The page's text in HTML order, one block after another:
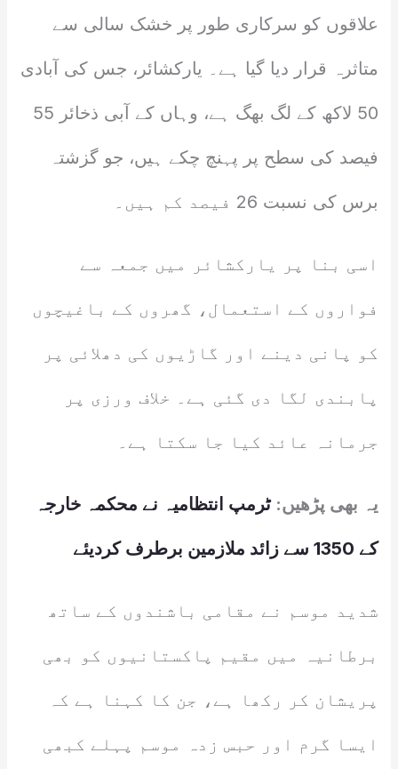
علاقوں کو سرکاری طور پر خشک سالی سے
متاثرہ قرار دیا گیا ہے۔ یارکشائر، جس کی آبادی
50 لاکھ کے لگ بھگ ہے، وہاں کے آبی ذخائر 55
فیصد کی سطح پر پہنچ چکے ہیں، جو گزشتہ
برس کی نسبت 26 فیصد کم ہیں۔
اسی بنا پر یارکشائر میں جمعہ سے
فواروں کے استعمال، گھروں کے باغیچوں
کو پانی دینے اور گاڑیوں کی دھلائی پر
پابندی لگا دی گئی ہے۔ خلاف ورزی پر
جرمانہ عائد کیا جا سکتا ہے۔
یہ بھی پڑھیں:ٹرمپ انتظامیہ نے محکمہ خارجہ
کے 1350 سے زائد ملازمین برطرف کردیئے
شدید موسم نے مقامی باشندوں کے ساتھ
برطانیہ میں مقیم پاکستانیوں کو بھی
پریشان کر رکھا ہے، جن کا کہنا ہے کہ
ایسا گرم اور حبس زدہ موسم پہلے کبھی